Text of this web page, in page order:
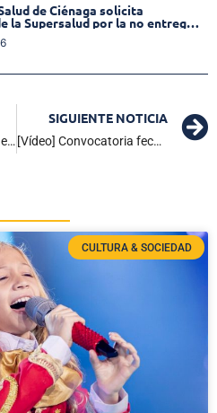
de Ciénaga solicita
la Supersalud por la no entrega
en las EPS
Enlace del Adulto Mayor en Ciénaga responde a las quejas de beneficiarios
SIGUIENTE NOTICIA
[Vídeo] Convocatoria fecha FIFA: Lorenzo «pone la carne en el asador» para enfrentar a España y Rumanía. ¡Conoce la nueva piel!
CULTURA & SOCIEDAD